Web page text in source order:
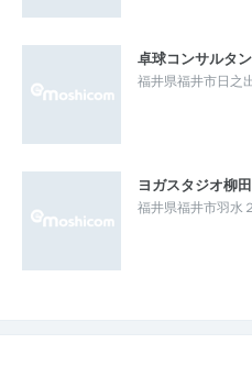
卓球コンサルタ
福井県福井市日之
ヨガスタジオ柳田
福井県福井市羽水